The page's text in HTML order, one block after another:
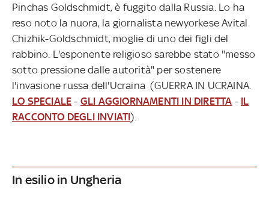
Pinchas Goldschmidt, è fuggito dalla Russia. Lo ha
reso noto la nuora, la giornalista newyorkese Avital
Chizhik-Goldschmidt, moglie di uno dei figli del
rabbino. L'esponente religioso sarebbe stato "messo
sotto pressione dalle autorità" per sostenere
l'invasione russa dell'Ucraina (GUERRA IN UCRAINA.
LO SPECIALE - GLI AGGIORNAMENTI IN DIRETTA - IL
RACCONTO DEGLI INVIATI).
In esilio in Ungheria